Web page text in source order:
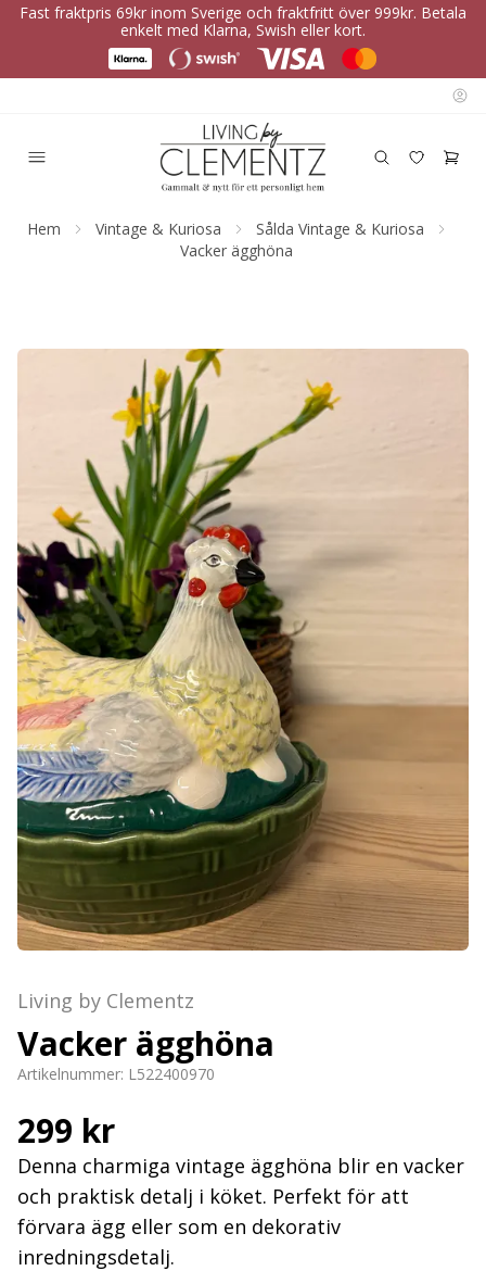
Fast fraktpris 69kr inom Sverige och fraktfritt över 999kr. Betala
enkelt med Klarna, Swish eller kort.
Hem Vintage & Kuriosa
Sålda Vintage & Kuriosa
Vacker ägghöna
Living by Clementz
Vacker ägghöna
Artikelnummer: L522400970
299 kr
Denna charmiga vintage ägghöna blir en vacker
och praktisk detalj i köket. Perfekt för att
förvara ägg eller som en dekorativ
inredningsdetalj.